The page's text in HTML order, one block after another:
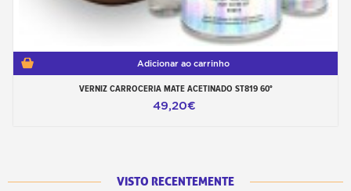
Adicionar ao carrinho
VERNIZ CARROCERIA MATE ACETINADO ST819 60°
49,20€
VISTO RECENTEMENTE